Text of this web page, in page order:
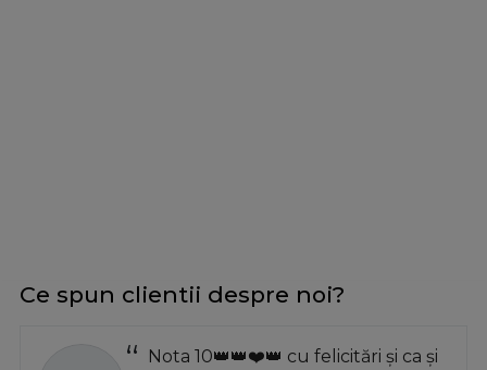
Ce spun clientii despre noi?
Nota 10👑👑❤️👑 cu felicitări și ca și